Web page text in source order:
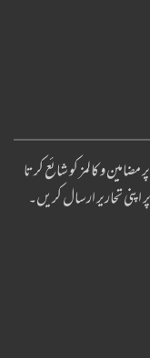
و کالمز کو شائع کرتا
تحاریر ارسال کریں۔